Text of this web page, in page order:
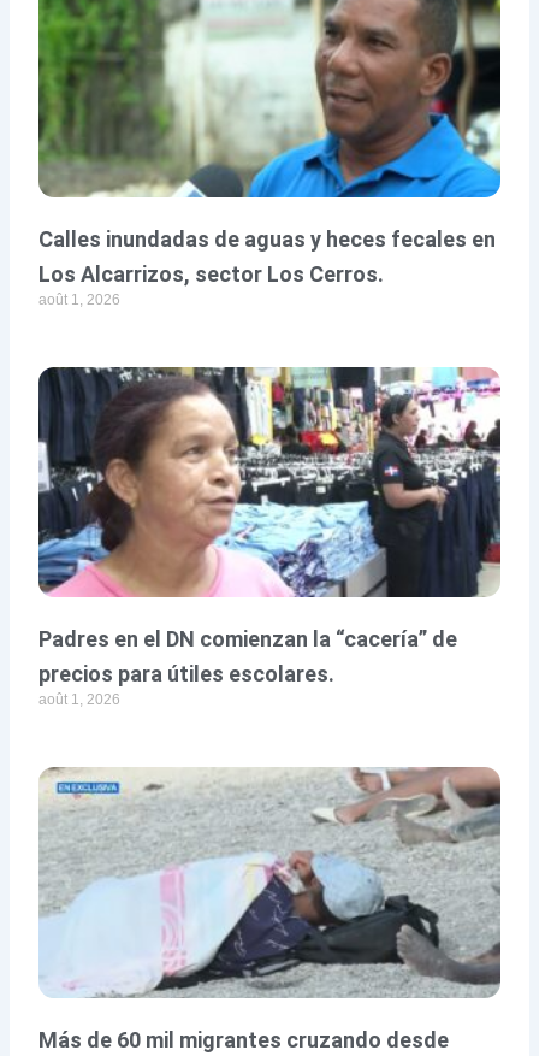
Calles inundadas de aguas y heces fecales en
Los Alcarrizos, sector Los Cerros.
août 1, 2026
Padres en el DN comienzan la “cacería” de
precios para útiles escolares.
août 1, 2026
Más de 60 mil migrantes cruzando desde